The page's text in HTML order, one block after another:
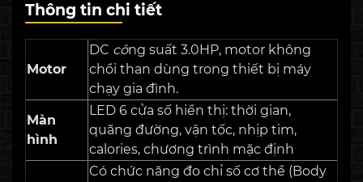
Thông tin chi tiết
Motor
DC công suất 3.0HP, motor không
chổi than dùng trong thiết bị máy
chạy gia đình.
Màn
hình
LED 6 cửa số hiển thị: thời gian,
quãng đường, vận tốc, nhịp tim,
calories, chương trình mặc định
Có chức năng đo chỉ số cơ thể (Body